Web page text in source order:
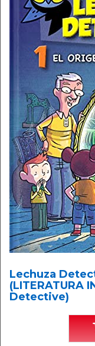
Lechuza
(LITERATURA
Detective)